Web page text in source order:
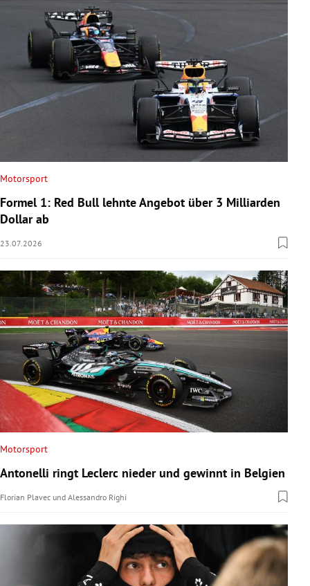
Motorsport
Formel 1: Red Bull lehnte Angebot über 3 Milliarden
Dollar ab
23.07.2026
Motorsport
Antonelli ringt Leclerc nieder und gewinnt in Belgien
Florian Plavec und Alessandro Righi